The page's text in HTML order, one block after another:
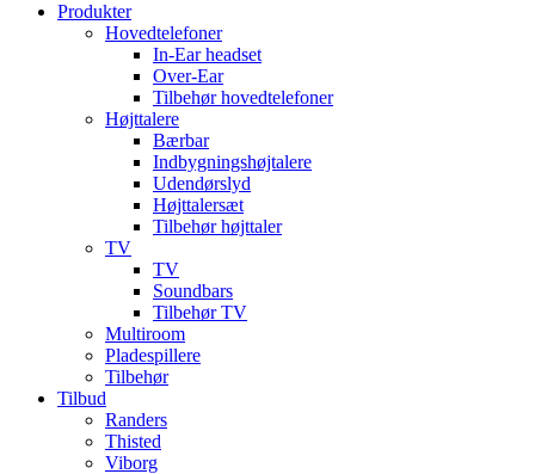
Produkter
Hovedtelefoner
In-Ear headset
Over-Ear
Tilbehør hovedtelefoner
Højttalere
Bærbar
Indbygningshøjtalere
Udendørslyd
Højttalersæt
Tilbehør højttaler
TV
TV
Soundbars
Tilbehør TV
Multiroom
Pladespillere
Tilbehør
Tilbud
Randers
Thisted
Viborg